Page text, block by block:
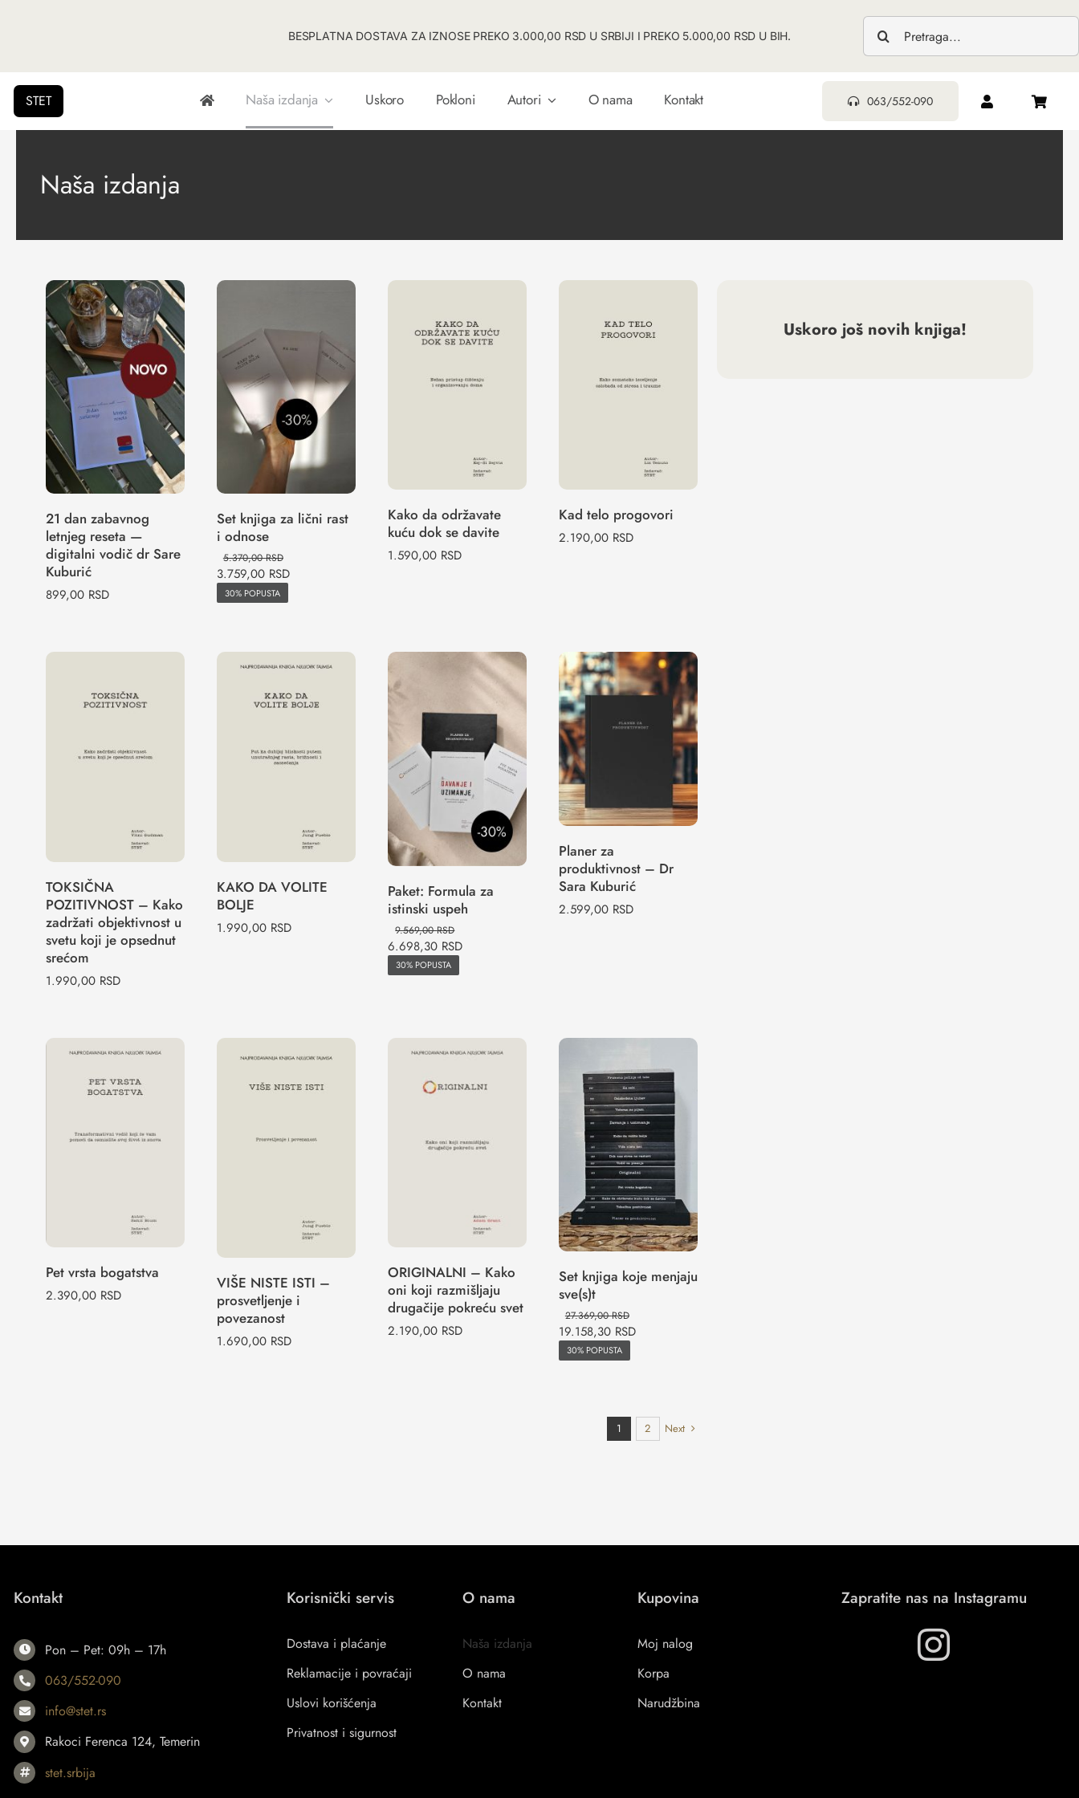
BESPLATNA DOSTAVA ZA IZNOSE PREKO 3.000,00 RSD U SRBIJI I PREKO 5.000,00 RSD U BIH.
STET Naša izdanja Uskoro Pokloni Autori O nama Kontakt 063/552-090
Naša izdanja
21 dan
zabavnog
letnjeg reseta —
digitalni vodič
dr Sare Kuburić
21 dan zabavnog
letnjeg reseta —
digitalni vodič dr Sare
Kuburić
899,00 RSD
Set knjiga za
lični rast i
odnose
Set knjiga za lični rast
i odnose
5.370,00RSD
3.759,00 RSD
30% POPUSTA
održavate kuću
Kako da održavate
kuću dok se davite
1.590,00 RSD
Kad telo
progovori
Kad telo progovori
2.190,00 RSD
TOKSIČNA
objektivnost u
TOKSIČNA
POZITIVNOST – Kako
zadržati objektivnost u
svetu koji je opsednut
srećom
1.990,00 RSD
KAKO DA
VOLITE BOLJE
KAKO DA VOLITE
BOLJE
1.990,00 RSD
Paket: Formula
za istinski uspeh
Paket: Formula za
istinski uspeh
9.569,00RSD
6.698,30 RSD
30% POPUSTA
Planer za
produktivnost –
Dr Sara Kuburić
Planer za
produktivnost – Dr
Sara Kuburić
2.599,00 RSD
Pet vrsta
Pet vrsta bogatstva
2.390,00 RSD
ISTI –
VIŠE NISTE ISTI –
prosvetljenje i
povezanost
1.690,00 RSD
razmišljaju
ORIGINALNI – Kako
oni koji razmišljaju
drugačije pokreću svet
2.190,00 RSD
Set knjiga koje
menjaju sve(s)t
Set knjiga koje menjaju
sve(s)t
27.369,00RSD
19.158,30 RSD
30% POPUSTA
1 2 Next
Uskoro još novih knjiga!
Kontakt
Pon – Pet: 09h – 17h
063/552-090
info@stet.rs
Rakoci Ferenca 124, Temerin
stet.srbija
Korisnički servis
Dostava i plaćanje
Reklamacije i povraćaji
Uslovi korišćenja
Privatnost i sigurnost
O nama
Naša izdanja
O nama
Kontakt
Kupovina
Moj nalog
Korpa
Narudžbina
Zapratite nas na Instagramu